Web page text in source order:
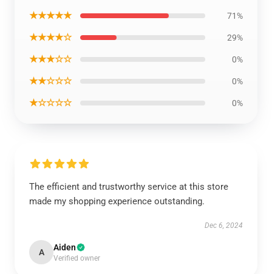
★★★★★ 71%
★★★★☆ 29%
★★★☆☆ 0%
★★☆☆☆ 0%
★☆☆☆☆ 0%
The efficient and trustworthy service at this store
made my shopping experience outstanding.
Dec 6, 2024
A Aiden
Verified owner